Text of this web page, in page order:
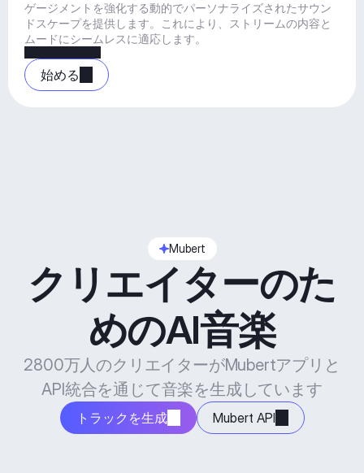
ゲージメントを強化する動的でパーソナライズされたサウン
ドスケープを提供します。これにより、ストリームの内容と
ムードにシームレスに適応します。
始める
Mubert
クリエイターのた
めのAI音楽
2800万人のクリエイターがMubertアプリと
API統合を通じて音楽を生成しています
トラックを生成 Mubert API